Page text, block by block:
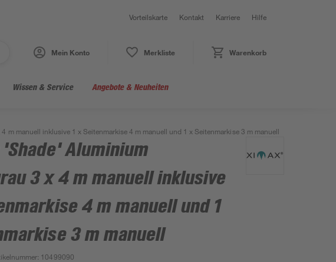
Vorteilskarte Kontakt Karriere Hilfe
Mein Konto Merkliste Warenkorb
Wissen & Service Angebote & Neuheiten
m manuell inklusive 1 x Seitenmarkise 4 m manuell und 1 x Seitenmarkise 3 m manuell
Aluminium
3 x 4 m manuell inklusive
4 m manuell und 1
3 m manuell
: 10499090